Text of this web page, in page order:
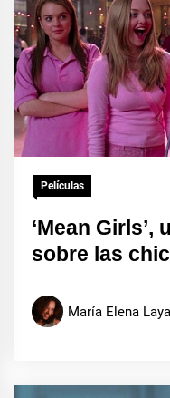
Películas
‘Mean
sobre las
María Elena